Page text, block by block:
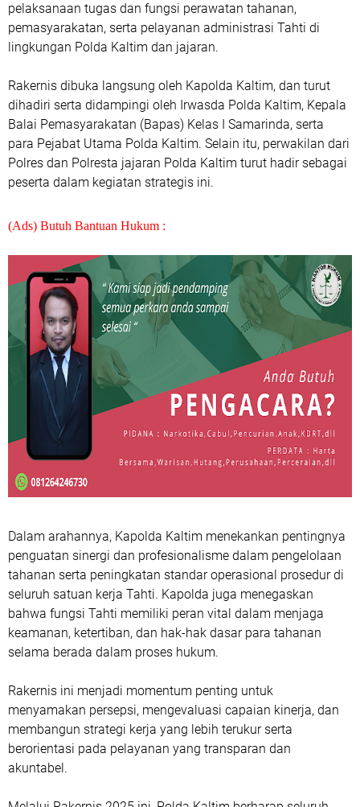
pelaksanaan tugas dan fungsi perawatan tahanan,
pemasyarakatan, serta pelayanan administrasi Tahti di
lingkungan Polda Kaltim dan jajaran.
Rakernis dibuka langsung oleh Kapolda Kaltim, dan turut
dihadiri serta didampingi oleh Irwasda Polda Kaltim, Kepala
Balai Pemasyarakatan (Bapas) Kelas I Samarinda, serta
para Pejabat Utama Polda Kaltim. Selain itu, perwakilan dari
Polres dan Polresta jajaran Polda Kaltim turut hadir sebagai
peserta dalam kegiatan strategis ini.
(Ads) Butuh Bantuan Hukum :
Dalam arahannya, Kapolda Kaltim menekankan pentingnya
penguatan sinergi dan profesionalisme dalam pengelolaan
tahanan serta peningkatan standar operasional prosedur di
seluruh satuan kerja Tahti. Kapolda juga menegaskan
bahwa fungsi Tahti memiliki peran vital dalam menjaga
keamanan, ketertiban, dan hak-hak dasar para tahanan
selama berada dalam proses hukum.
Rakernis ini menjadi momentum penting untuk
menyamakan persepsi, mengevaluasi capaian kinerja, dan
membangun strategi kerja yang lebih terukur serta
berorientasi pada pelayanan yang transparan dan
akuntabel.